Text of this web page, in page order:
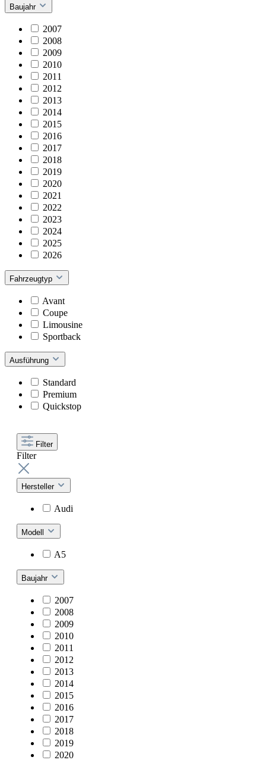
Baujahr
2007
2008
2009
2010
2011
2012
2013
2014
2015
2016
2017
2018
2019
2020
2021
2022
2023
2024
2025
2026
Fahrzeugtyp
Avant
Coupe
Limousine
Sportback
Ausführung
Standard
Premium
Quickstop
Filter
Filter
Hersteller
Audi
Modell
A5
Baujahr
2007
2008
2009
2010
2011
2012
2013
2014
2015
2016
2017
2018
2019
2020